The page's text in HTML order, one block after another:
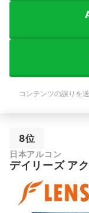
コンテンツの誤りを
8位
日本アルコン
デイリーズ ア